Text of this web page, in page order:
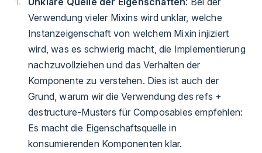
Verwendung vieler Mixins wird unklar, welche
Instanzeigenschaft von welchem Mixin injiziert
wird, was es schwierig macht, die Implementierung
nachzuvollziehen und das Verhalten der
Komponente zu verstehen. Dies ist auch der
Grund, warum wir die Verwendung des refs +
destructure-Musters für Composables empfehlen:
Es macht die Eigenschaftsquelle in
konsumierenden Komponenten klar.